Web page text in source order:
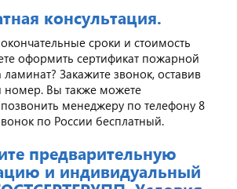
консультация.
сроки и стоимость
оформить сертификат пожарной
Закажите звонок, оставив
номер. Вы также можете
менеджеру по телефону 8
по России бесплатный.
предварительную
и индивидуальный